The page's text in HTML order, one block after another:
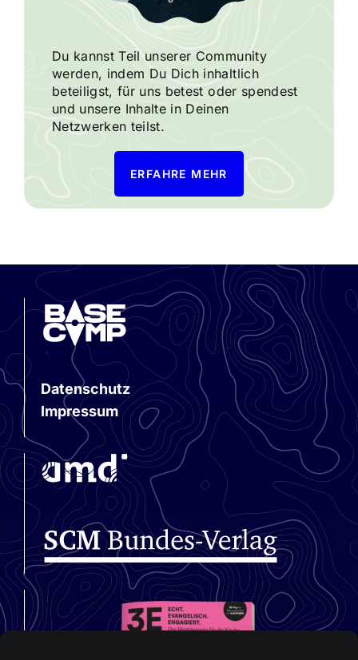
Du kannst Teil unserer Community
werden, indem Du Dich inhaltlich
beteiligst, für uns betest oder spendest
und unsere Inhalte in Deinen
Netzwerken teilst.
ERFAHRE MEHR
Datenschutz
Impressum